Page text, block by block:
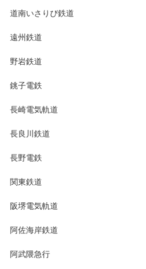
道南いさりび鉄道
遠州鉄道
野岩鉄道
銚子電鉄
長崎電気軌道
長良川鉄道
長野電鉄
関東鉄道
阪堺電気軌道
阿佐海岸鉄道
阿武隈急行